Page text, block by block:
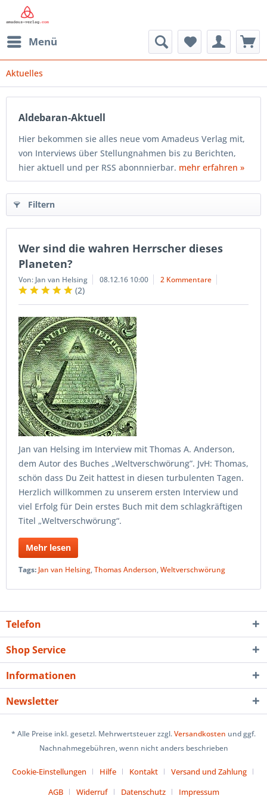
Menü
Aktuelles
Aldebaran-Aktuell
Hier bekommen sie alles neue vom Amadeus Verlag mit,
von Interviews über Stellungnahmen bis zu Berichten,
hier aktuell und per RSS abonnnierbar. mehr erfahren »
Filtern
Wer sind die wahren Herrscher dieses
Planeten?
Von: Jan van Helsing 08.12.16 10:00 2 Kommentare
(2)
Jan van Helsing im Interview mit Thomas A. Anderson,
dem Autor des Buches „Weltverschwörung”. JvH: Thomas,
schön dass Du Zeit hattest in diesen turbulenten Tagen.
Herzlich willkommen zu unserem ersten Interview und
viel Erfolg für Dein erstes Buch mit dem schlagkräftigen
Titel „Weltverschwörung“.
Mehr lesen
Tags: Jan van Helsing,Thomas Anderson,Weltverschwörung
Telefon
Shop Service
Informationen
Newsletter
* Alle Preise inkl. gesetzl. Mehrwertsteuer zzgl.Versandkosten und ggf.
Nachnahmegebühren, wenn nicht anders beschrieben
Cookie-Einstellungen Hilfe Kontakt
Versand und Zahlung
AGB
Widerruf Datenschutz Impressum